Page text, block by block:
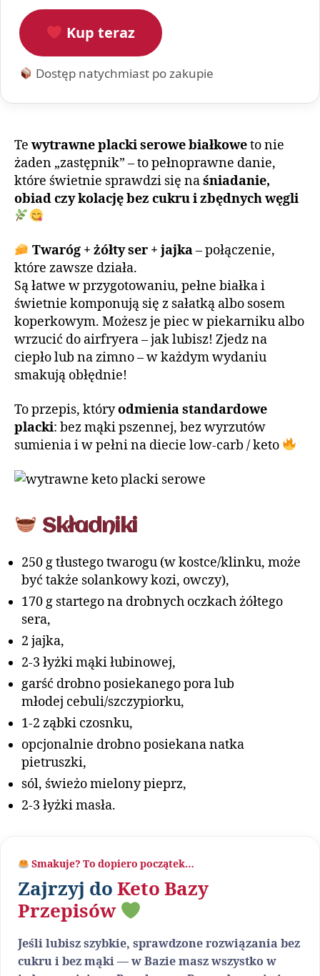
Kup teraz
Dostęp natychmiast po zakupie
Te wytrawne placki serowe białkoweto nie
żaden „zastępnik” – to pełnoprawne danie,
które świetnie sprawdzi się naśniadanie,
obiad czy kolację bez cukru i zbędnych węgli
Twaróg + żółty ser + jajka– połączenie,
które zawsze działa.
Są łatwe w przygotowaniu, pełne białka i
świetnie komponują się z sałatką albo sosem
koperkowym. Możesz je piec w piekarniku albo
wrzucić do airfryera – jak lubisz! Zjedz na
ciepło lub na zimno – w każdym wydaniu
smakują obłędnie!
To przepis, któryodmienia standardowe
placki: bez mąki pszennej, bez wyrzutów
sumienia i w pełni na diecie low-carb / keto
Składniki
250 g tłustego twarogu (w kostce/klinku, może
być także solankowy kozi, owczy),
170 g startego na drobnych oczkach żółtego
sera,
2 jajka,
2-3 łyżki mąki łubinowej,
garść drobno posiekanego pora lub
młodej cebuli/szczypiorku,
1-2 ząbki czosnku,
opcjonalnie drobno posiekana natka
pietruszki,
sól, świeżo mielony pieprz,
2-3 łyżki masła.
Smakuje? To dopiero początek…
Zajrzyj do Keto Bazy
Przepisów
Jeśli lubisz szybkie, sprawdzone rozwiązania bez
cukru i bez mąki — w Bazie masz wszystko w